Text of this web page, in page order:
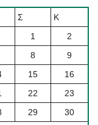
Σ
Κ
1
2
8
9
15
16
22
23
29
30